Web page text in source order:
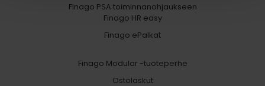
Finago PSA toiminnanohjaukseen
Finago HR easy
Finago ePalkat
Finago Modular -tuoteperhe
Ostolaskut